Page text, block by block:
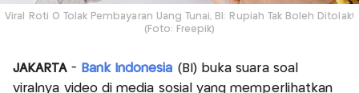
Viral Roti O Tolak Pembayaran Uang Tunai, BI: Rupiah Tak Boleh Ditolak!
(Foto: Freepik)
JAKARTA- Bank Indonesia (BI) buka suara soal
viralnya video di media sosial yang memperlihatkan